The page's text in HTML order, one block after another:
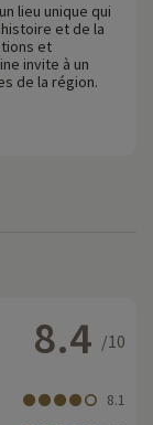
lieu unique qui
et de la
et
invite à un
de la région.
8.4 /10
8.1